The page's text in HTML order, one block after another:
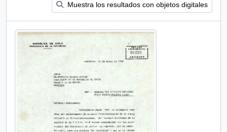
Muestra los resultados con objetos digitales